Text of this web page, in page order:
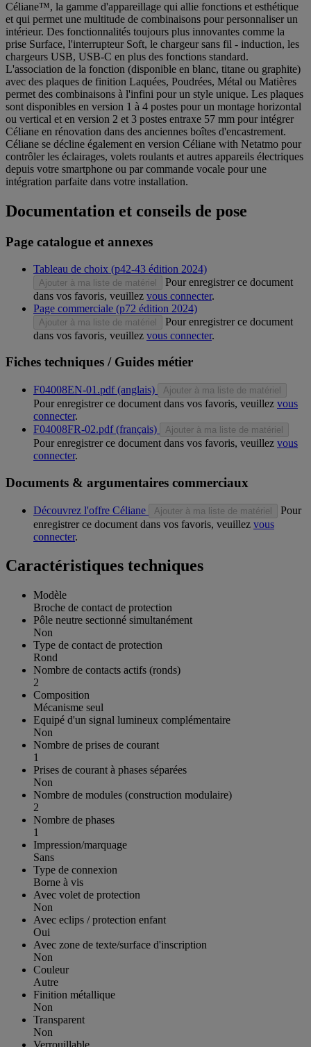
Céliane™, la gamme d'appareillage qui allie fonctions et esthétique
et qui permet une multitude de combinaisons pour personnaliser un
intérieur. Des fonctionnalités toujours plus innovantes comme la
prise Surface, l'interrupteur Soft, le chargeur sans fil - induction, les
chargeurs USB, USB-C en plus des fonctions standard.
L'association de la fonction (disponible en blanc, titane ou graphite)
avec des plaques de finition Laquées, Poudrées, Métal ou Matières
permet des combinaisons à l'infini pour un style unique. Les plaques
sont disponibles en version 1 à 4 postes pour un montage horizontal
ou vertical et en version 2 et 3 postes entraxe 57 mm pour intégrer
Céliane en rénovation dans des anciennes boîtes d'encastrement.
Céliane se décline également en version Céliane with Netatmo pour
contrôler les éclairages, volets roulants et autres appareils électriques
depuis votre smartphone ou par commande vocale pour une
intégration parfaite dans votre installation.
Documentation et conseils de pose
Page catalogue et annexes
Tableau de choix (p42-43 édition 2024)
Ajouter à ma liste de matériel
Pour enregistrer ce document
dans vos favoris, veuillez vous connecter.
Page commerciale (p72 édition 2024)
Ajouter à ma liste de matériel
Pour enregistrer ce document
dans vos favoris, veuillez vous connecter.
Fiches techniques / Guides métier
F04008EN-01.pdf (anglais) Ajouter à ma liste de matériel
Pour enregistrer ce document dans vos favoris, veuillez vous
connecter.
F04008FR-02.pdf (français)
Ajouter à ma liste de matériel
Pour enregistrer ce document dans vos favoris, veuillez vous
connecter.
Documents & argumentaires commerciaux
Découvrez l'offre Céliane Ajouter à ma liste de matériel
Pour
enregistrer ce document dans vos favoris, veuillez vous
connecter.
Caractéristiques techniques
Modèle
Broche de contact de protection
Pôle neutre sectionné simultanément
Non
Type de contact de protection
Rond
Nombre de contacts actifs (ronds)
2
Composition
Mécanisme seul
Equipé d'un signal lumineux complémentaire
Non
Nombre de prises de courant
1
Prises de courant à phases séparées
Non
Nombre de modules (construction modulaire)
2
Nombre de phases
1
Impression/marquage
Sans
Type de connexion
Borne à vis
Avec volet de protection
Non
Avec eclips / protection enfant
Oui
Avec zone de texte/surface d'inscription
Non
Couleur
Autre
Finition métallique
Non
Transparent
Non